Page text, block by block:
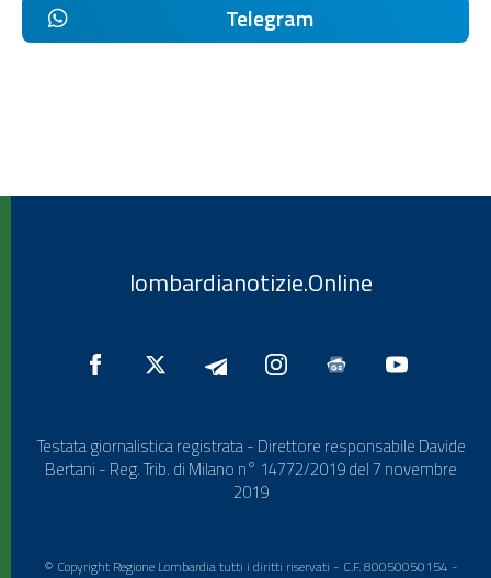
Telegram
lombardianotizie.Online
Testata giornalistica registrata - Direttore responsabile Davide
Bertani - Reg. Trib. di Milano n° 14772/2019 del 7 novembre
2019
© Copyright Regione Lombardia tutti i diritti riservati - C.F. 80050050154 -